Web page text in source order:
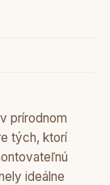
prírodnom
tých, ktorí
ideálne